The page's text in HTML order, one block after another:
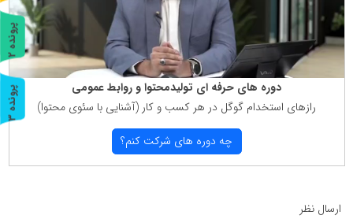
دوره های حرفه ای تولیدمحتوا و روابط عمومی
رازهای استخدام گوگل در هر كسب و كار (آشنایی با سئوی محتوا)
چه دوره های شركت كنم؟
ارسال نظر
پ
ر
و
ن
د
ه
2
پ
ر
و
ن
د
ه
3